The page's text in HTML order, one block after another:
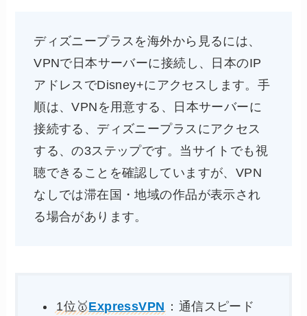
ディズニープラスを海外から見るには、
VPNで日本サーバーに接続し、日本のIP
アドレスでDisney+にアクセスします。手
順は、VPNを用意する、日本サーバーに
接続する、ディズニープラスにアクセス
する、の3ステップです。当サイトでも視
聴できることを確認していますが、VPN
なしでは滞在国・地域の作品が表示され
る場合があります。
1位🥇ExpressVPN ：通信スピード